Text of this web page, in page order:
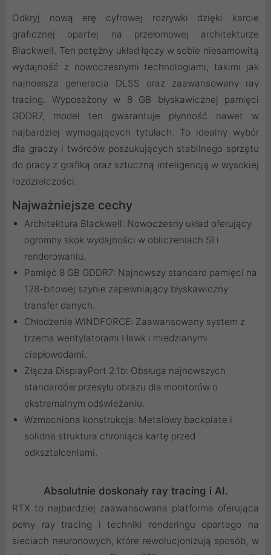
Odkryj nową erę cyfrowej rozrywki dzięki karcie
graficznej opartej na przełomowej architekturze
Blackwell. Ten potężny układ łączy w sobie niesamowitą
wydajność z nowoczesnymi technologiami, takimi jak
najnowsza generacja DLSS oraz zaawansowany ray
tracing. Wyposażony w 8 GB błyskawicznej pamięci
GDDR7, model ten gwarantuje płynność nawet w
najbardziej wymagających tytułach. To idealny wybór
dla graczy i twórców poszukujących stabilnego sprzętu
do pracy z grafiką oraz sztuczną inteligencją w wysokiej
rozdzielczości.
Najważniejsze cechy
Architektura Blackwell: Nowoczesny układ oferujący
ogromny skok wydajności w obliczeniach SI i
renderowaniu.
Pamięć 8 GB GDDR7: Najnowszy standard pamięci na
128-bitowej szynie zapewniający błyskawiczny
transfer danych.
Chłodzenie WINDFORCE: Zaawansowany system z
trzema wentylatorami Hawk i miedzianymi
ciepłowodami.
Złącza DisplayPort 2.1b: Obsługa najnowszych
standardów przesyłu obrazu dla monitorów o
ekstremalnym odświeżaniu.
Wzmocniona konstrukcja: Metalowy backplate i
solidna struktura chroniąca kartę przed
odkształceniami.
Absolutnie doskonały ray tracing i AI.
RTX to najbardziej zaawansowana platforma oferująca
pełny ray tracing i techniki renderingu opartego na
sieciach neuronowych, które rewolucjonizują sposób, w